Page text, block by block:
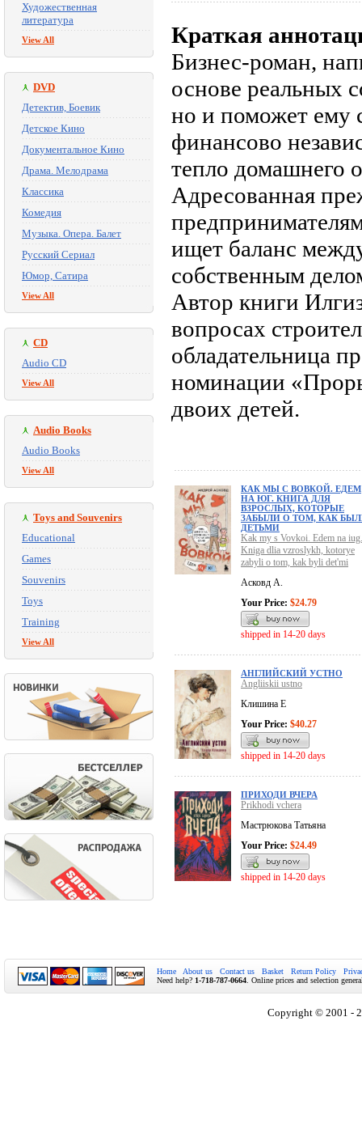
Художественная
литература
View All
DVD
Детектив, Боевик
Детское Кино
Документальное Кино
Драма. Мелодрама
Классика
Комедия
Музыка. Опера. Балет
Русский Сериал
Юмор, Сатира
View All
CD
Audio CD
View All
Audio Books
Audio Books
View All
Toys and Souvenirs
Educational
Games
Souvenirs
Toys
Training
View All
Краткая
Бизнес-роман,
основе реальных
но и поможет ему
финансово
тепло домашнего
Адресованная
ищет баланс
собственным
Автор книги
вопросах
обладательница
номинации
двоих детей.
КАК МЫ С ВОВКОЙ. ЕДЕМ
НА ЮГ. КНИГА ДЛЯ
ВЗРОСЛЫХ, КОТОРЫЕ
ЗАБЫЛИ О ТОМ, КАК
ДЕТЬМИ
Kak my s Vovkoi. Edem na iug.
Kniga dlia vzroslykh, kotorye
zabyli o tom, kak byli det'mi
Асковд А.
Your Price: $24.79
shipped in 14-20 days
АНГЛИЙСКИЙ УСТНО
Angliiskii ustno
Клишина Е
Your Price: $40.27
shipped in 14-20 days
ПРИХОДИ ВЧЕРА
Prikhodi vchera
Мастрюкова Татьяна
Your Price: $24.49
shipped in 14-20 days
Home About us Contact us Basket Return Policy
Need help? 1-718-787-0664 . Online prices and selection
Copyright © 2001 -